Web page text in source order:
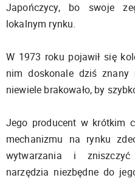
Japończycy, bo swoje
lokalnym rynku.
W 1973 roku pojawił się
nim doskonale dziś
niewiele brakowało, by
Jego producent w krótkim
mechanizmu na rynku
wytwarzania i
narzędzia niezbędne do